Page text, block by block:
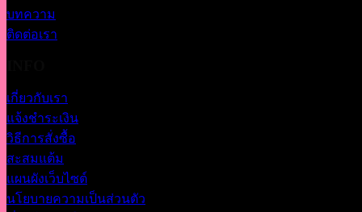
บทความ
ติดต่อเรา
เกี่ยวกับเรา
แจ้งชำระเงิน
วิธีการสั่งซื้อ
สะสมแต้ม
แผนผังเว็บไซต์
นโยบายความเป็นส่วนตัว